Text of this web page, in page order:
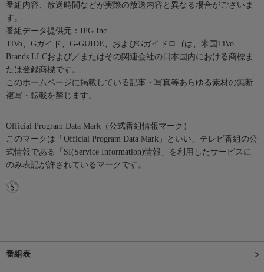
番組内容、放送時間などが実際の放送内容と異なる場合がございま
す。
番組データ提供元：IPG Inc.
TiVo、Gガイド、G-GUIDE、およびGガイドロゴは、米国TiVo
Brands LLCおよび／またはその関連会社の日本国内における商標ま
たは登録商標です。
このホームページに掲載している記事・写真等あらゆる素材の無断
複写・転載を禁じます。
Official Program Data Mark（公式番組情報マーク）
このマークは「Official Program Data Mark」といい、テレビ番組の公
式情報である「SI(Service Information)情報」を利用したサービスに
のみ表記が許されているマークです。
番組表